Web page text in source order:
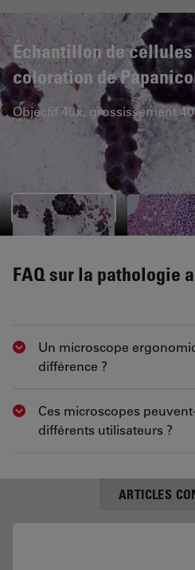
Échantillon de
coloration de
Objectif 40x, grossissement
FAQ sur la pathologie
Show answer
Un microscope
différence ?
Show answer
Ces microscopes
différents utilisateurs ?
ARTICLES